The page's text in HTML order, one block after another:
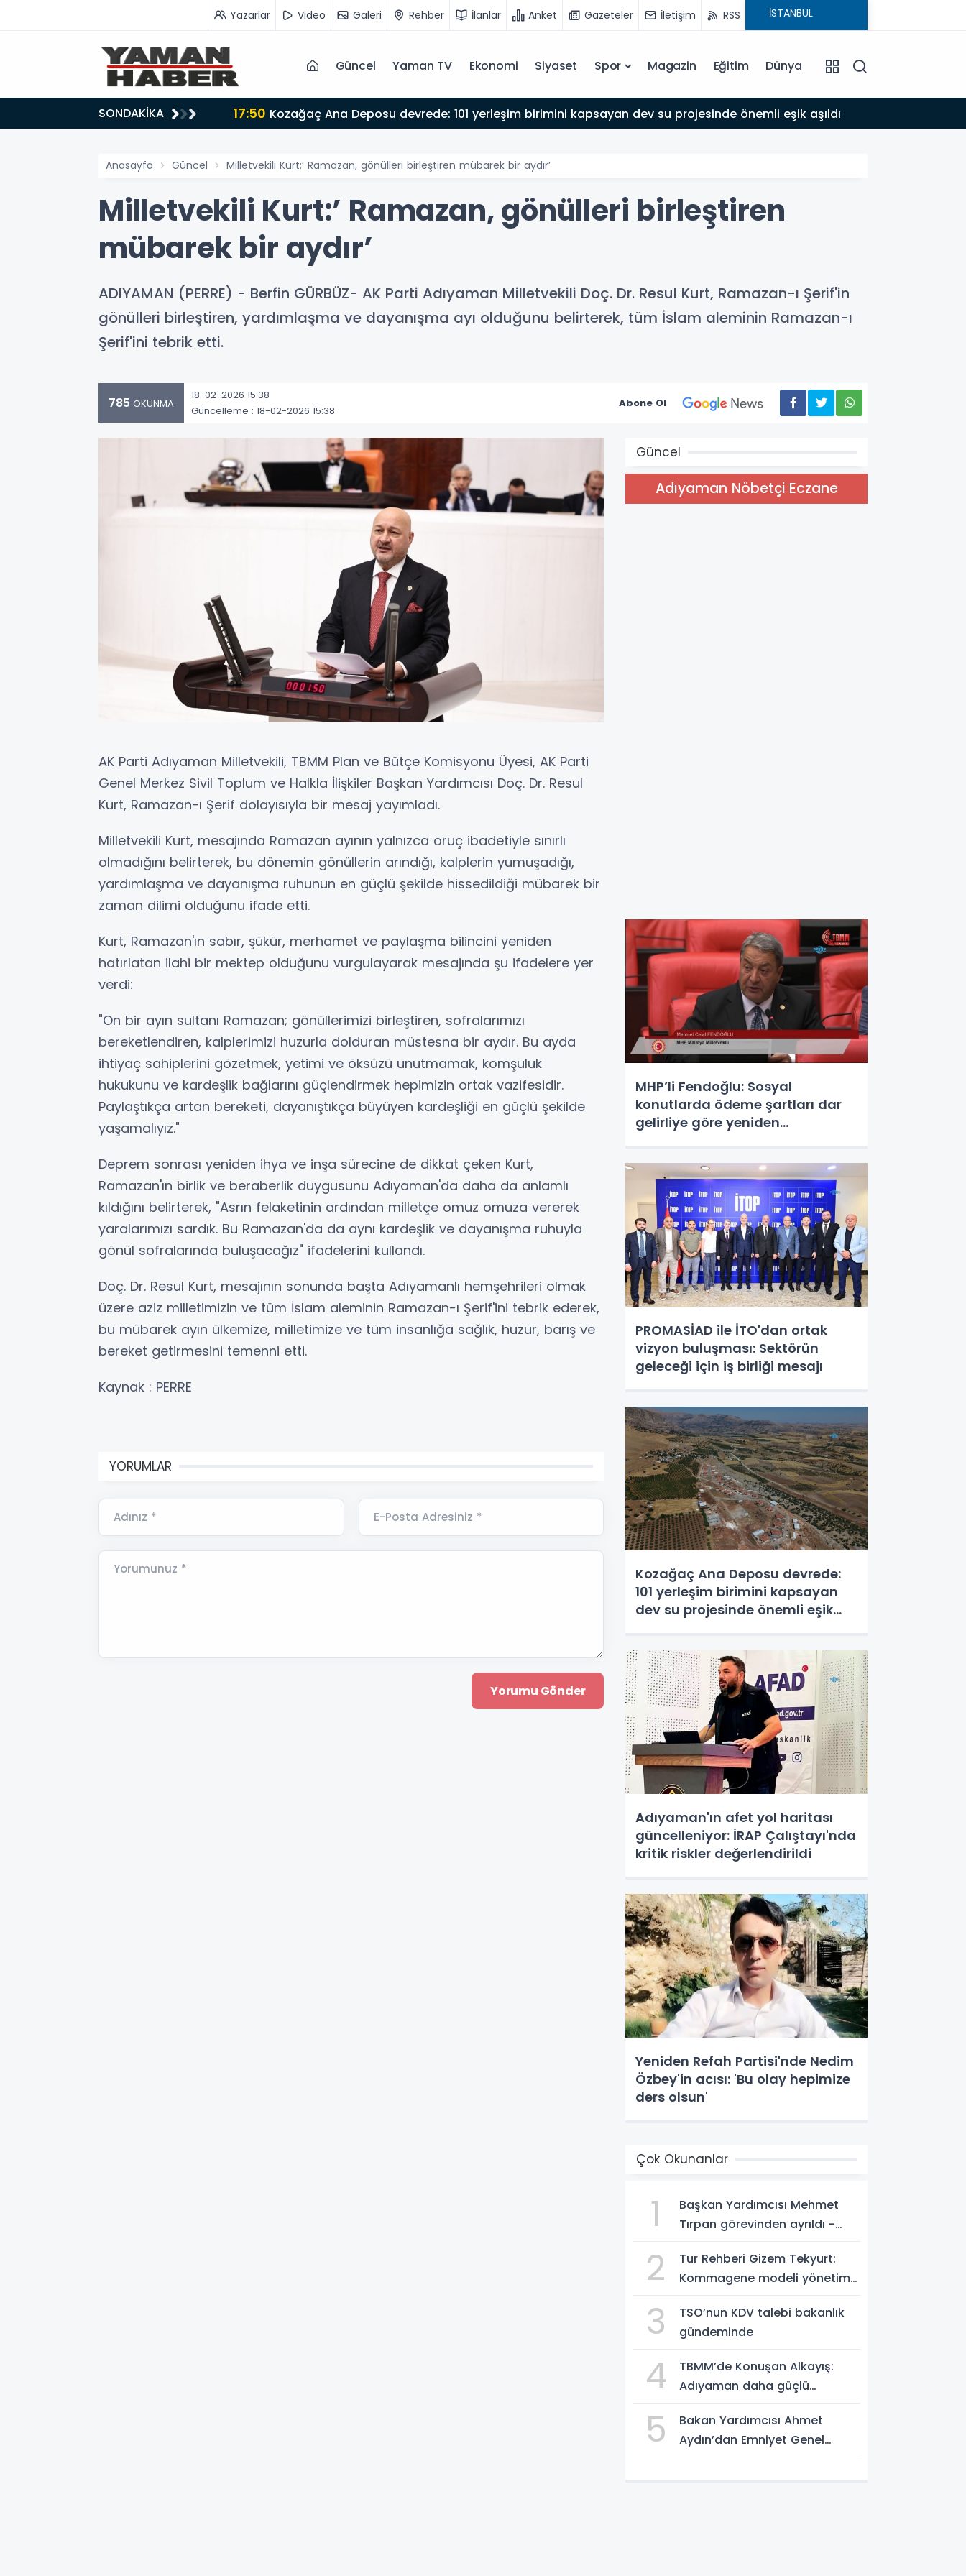
Yazarlar Video Galeri Rehber İlanlar Anket Gazeteler İletişim RSS
Güncel Yaman TV Ekonomi Siyaset Spor Magazin Eğitim Dünya
SONDAKİKA
iş birliği mesajı 17:50 Kozağaç Ana Deposu devrede: 101 yerleşim birimini kapsayan dev su projesinde önemli eşik aşıldı
Anasayfa Güncel Milletvekili Kurt:’ Ramazan, gönülleri birleştiren mübarek bir aydır’
Milletvekili Kurt:’ Ramazan, gönülleri birleştiren
mübarek bir aydır’
ADIYAMAN (PERRE) - Berfin GÜRBÜZ- AK Parti Adıyaman Milletvekili Doç. Dr. Resul Kurt, Ramazan-ı Şerif'in
gönülleri birleştiren, yardımlaşma ve dayanışma ayı olduğunu belirterek, tüm İslam aleminin Ramazan-ı
Şerif'ini tebrik etti.
785 OKUNMA
18-02-2026 15:38
Güncelleme : 18-02-2026 15:38
Abone Ol
AK Parti Adıyaman Milletvekili, TBMM Plan ve Bütçe Komisyonu Üyesi, AK Parti
Genel Merkez Sivil Toplum ve Halkla İlişkiler Başkan Yardımcısı Doç. Dr. Resul
Kurt, Ramazan-ı Şerif dolayısıyla bir mesaj yayımladı.
Milletvekili Kurt, mesajında Ramazan ayının yalnızca oruç ibadetiyle sınırlı
olmadığını belirterek, bu dönemin gönüllerin arındığı, kalplerin yumuşadığı,
yardımlaşma ve dayanışma ruhunun en güçlü şekilde hissedildiği mübarek bir
zaman dilimi olduğunu ifade etti.
Kurt, Ramazan'ın sabır, şükür, merhamet ve paylaşma bilincini yeniden
hatırlatan ilahi bir mektep olduğunu vurgulayarak mesajında şu ifadelere yer
verdi:
"On bir ayın sultanı Ramazan; gönüllerimizi birleştiren, sofralarımızı
bereketlendiren, kalplerimizi huzurla dolduran müstesna bir aydır. Bu ayda
ihtiyaç sahiplerini gözetmek, yetimi ve öksüzü unutmamak, komşuluk
hukukunu ve kardeşlik bağlarını güçlendirmek hepimizin ortak vazifesidir.
Paylaştıkça artan bereketi, dayanıştıkça büyüyen kardeşliği en güçlü şekilde
yaşamalıyız."
Deprem sonrası yeniden ihya ve inşa sürecine de dikkat çeken Kurt,
Ramazan'ın birlik ve beraberlik duygusunu Adıyaman'da daha da anlamlı
kıldığını belirterek, "Asrın felaketinin ardından milletçe omuz omuza vererek
yaralarımızı sardık. Bu Ramazan'da da aynı kardeşlik ve dayanışma ruhuyla
gönül sofralarında buluşacağız" ifadelerini kullandı.
Doç. Dr. Resul Kurt, mesajının sonunda başta Adıyamanlı hemşehrileri olmak
üzere aziz milletimizin ve tüm İslam aleminin Ramazan-ı Şerif'ini tebrik ederek,
bu mübarek ayın ülkemize, milletimize ve tüm insanlığa sağlık, huzur, barış ve
bereket getirmesini temenni etti.
Kaynak : PERRE
YORUMLAR
Adınız * E-Posta Adresiniz *
Yorumunuz *
Güncel
Adıyaman Nöbetçi Eczane
MHP’li Fendoğlu: Sosyal
konutlarda ödeme şartları dar
gelirliye göre yeniden
PROMASİAD ile İTO'dan ortak
vizyon buluşması: Sektörün
geleceği için iş birliği mesajı
Kozağaç Ana Deposu devrede:
101 yerleşim birimini kapsayan
dev su projesinde önemli eşik
Adıyaman'ın afet yol haritası
güncelleniyor: İRAP Çalıştayı'nda
kritik riskler değerlendirildi
Yeniden Refah Partisi'nde Nedim
Özbey'in acısı: 'Bu olay hepimize
ders olsun'
Çok Okunanlar
1
Başkan Yardımcısı Mehmet
Tırpan görevinden ayrıldı -
2
Tur Rehberi Gizem Tekyurt:
Kommagene modeli yönetim
3
TSO’nun KDV talebi bakanlık
gündeminde
4
TBMM’de Konuşan Alkayış:
Adıyaman daha güçlü
5
Bakan Yardımcısı Ahmet
Aydın’dan Emniyet Genel